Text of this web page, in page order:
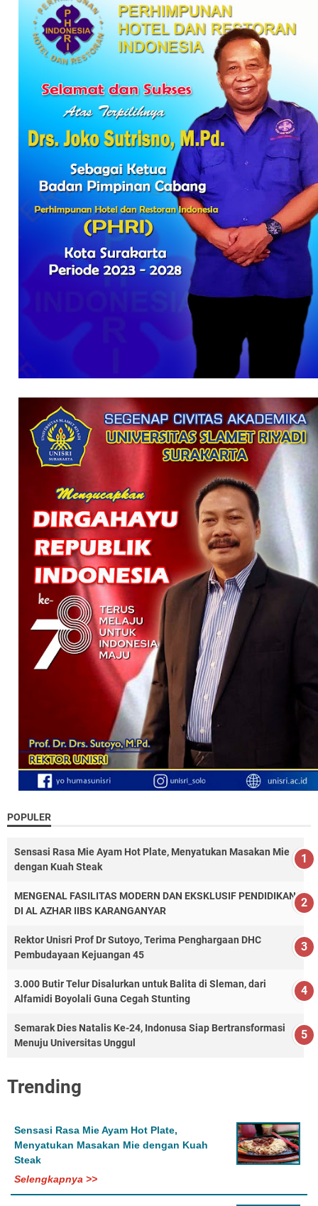
POPULER
Sensasi Rasa Mie Ayam Hot Plate, Menyatukan Masakan Mie
dengan Kuah Steak
MENGENAL FASILITAS MODERN DAN EKSKLUSIF PENDIDIKAN
DI AL AZHAR IIBS KARANGANYAR
Rektor Unisri Prof Dr Sutoyo, Terima Penghargaan DHC
Pembudayaan Kejuangan 45
3.000 Butir Telur Disalurkan untuk Balita di Sleman, dari
Alfamidi Boyolali Guna Cegah Stunting
Semarak Dies Natalis Ke-24, Indonusa Siap Bertransformasi
Menuju Universitas Unggul
Trending
Sensasi Rasa Mie Ayam Hot Plate,
Menyatukan Masakan Mie dengan Kuah
Steak
Selengkapnya >>